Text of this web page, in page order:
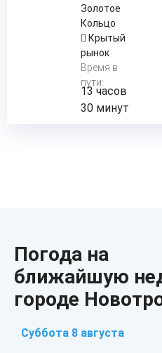
Золотое
Кольцо
Крытый
рынок
Время в
пути:
13 часов
30 минут
Погода на
ближайшую
городе
Суббота 8 августа